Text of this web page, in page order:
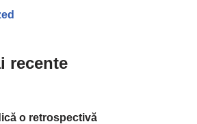
recente
o retrospectivă